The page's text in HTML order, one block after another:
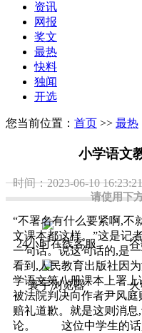
请使用下
24小时在线客服
寰宇浏览器
资讯
网报
奖文
最热
快料
独闻
开选
您当前位置： 首页 >> 最热
小学语文
时间：2023-06-10
“不署名有什么要紧啊,不
文课本都这样。”这是记
一句话。说这句话的,是
看到,人民教育出版社因
学语文第八册课本上署
被法院判决向作者尹风
赔礼道歉。就是这则消
论。 这位中学生的话,